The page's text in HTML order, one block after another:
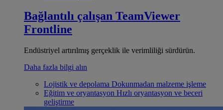
Bağlantılı çalışan TeamViewer
Frontline
Endüstriyel artırılmış gerçeklik ile verimliliği sürdürün.
Daha fazla bilgi alın
Lojistik ve depolama Dokunmadan malzeme işleme
Eğitim ve oryantasyon Hızlı oryantasyon ve beceri
geliştirme